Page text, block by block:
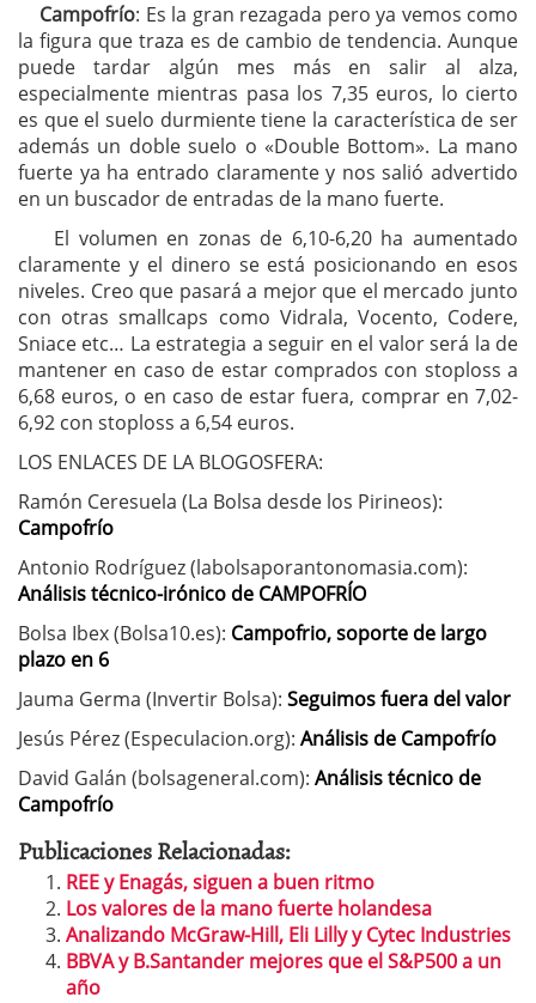
Campofrío: Es la gran rezagada pero ya vemos como
la figura que traza es de cambio de tendencia. Aunque
puede tardar algún mes más en salir al alza,
especialmente mientras pasa los 7,35 euros, lo cierto
es que el suelo durmiente tiene la característica de ser
además un doble suelo o «Double Bottom». La mano
fuerte ya ha entrado claramente y nos salió advertido
en un buscador de entradas de la mano fuerte.
El volumen en zonas de 6,10-6,20 ha aumentado
claramente y el dinero se está posicionando en esos
niveles. Creo que pasará a mejor que el mercado junto
con otras smallcaps como Vidrala, Vocento, Codere,
Sniace etc… La estrategia a seguir en el valor será la de
mantener en caso de estar comprados con stoploss a
6,68 euros, o en caso de estar fuera, comprar en 7,02-
6,92 con stoploss a 6,54 euros.
LOS ENLACES DE LA BLOGOSFERA:
Ramón Ceresuela (La Bolsa desde los Pirineos):
Campofrío
Antonio Rodríguez (labolsaporantonomasia.com):
Análisis técnico-irónico de CAMPOFRÍO
Bolsa Ibex (Bolsa10.es): Campofrio, soporte de largo
plazo en 6
Jauma Germa (Invertir Bolsa): Seguimos fuera del valor
Jesús Pérez (Especulacion.org): Análisis de Campofrío
David Galán (bolsageneral.com): Análisis técnico de
Campofrío
Publicaciones Relacionadas:
REE y Enagás, siguen a buen ritmo
Los valores de la mano fuerte holandesa
Analizando McGraw-Hill, Eli Lilly y Cytec Industries
BBVA y B.Santander mejores que el S&P500 a un
año